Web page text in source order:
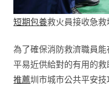
短期包養救火員接收急救
為了確保消防救濟職員能
平易近供給對的有用的
推薦圳市城市公共平安